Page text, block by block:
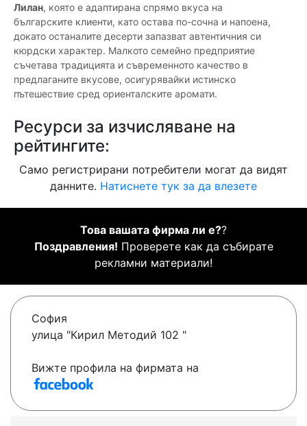
Лилан, която е адаптирана спрямо вкуса на
българските клиенти, като остава по-сочна и напоена,
докато останалите десерти запазват автентичния си
кюрдски характер. Малкото семейно предприятие
съчетава традицията и съвременното качество в
предлаганите вкусове, осигурявайки истинско
пътешествие сред ориенталските аромати.
Ресурси за изчисляване на
рейтингите:
Само регистрирани потребители могат да видят
данните. Натиснете тук за да влезете
Това вашата фирма ли е??
Поздравления! Проверете как да събирате
рекламни материали!
София
улица "Кирил Методий 102 "
Вижте профила на фирмата на